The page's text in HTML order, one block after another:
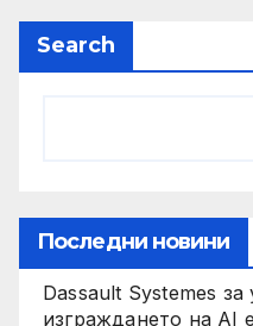
Search
Последни новини
Dassault Systemes за
изграждането на AI